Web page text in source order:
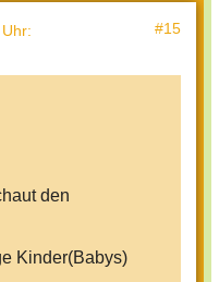
: #15
den
Kinder(Babys)